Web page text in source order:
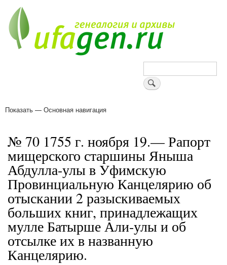
основному
содержанию
Поиск
Основная
Показать — Основная навигация
№ 70 1755 г. ноября 19.— Рапорт
мищерского старшины Яныша
Абдулла-улы в Уфимскую
Провинциальную Канцелярию об
отыскании 2 разыскиваемых
больших книг, принадлежащих
мулле Батырше Али-улы и об
отсылке их в названную
Канцелярию.